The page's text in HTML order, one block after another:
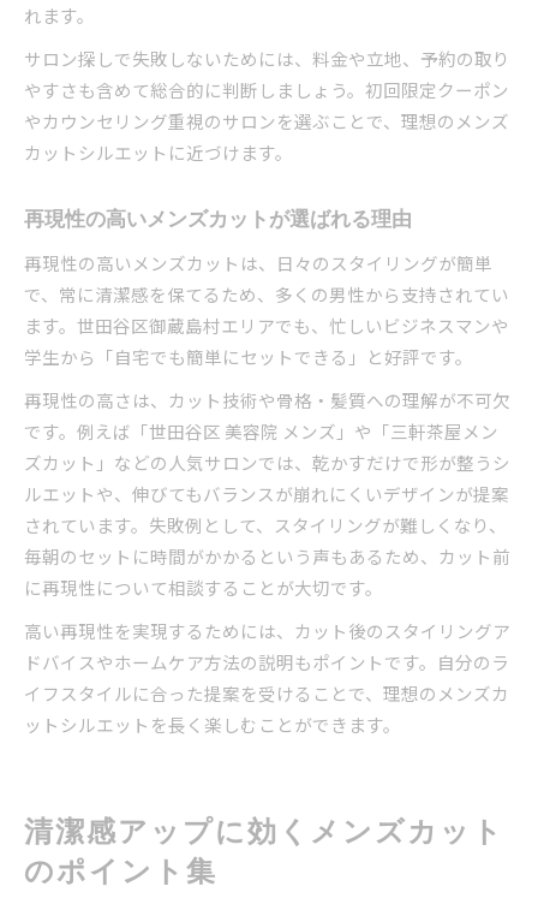
れます。
サロン探しで失敗しないためには、料金や立地、予約の取り
やすさも含めて総合的に判断しましょう。初回限定クーポン
やカウンセリング重視のサロンを選ぶことで、理想のメンズ
カットシルエットに近づけます。
再現性の高いメンズカットが選ばれる理由
再現性の高いメンズカットは、日々のスタイリングが簡単
で、常に清潔感を保てるため、多くの男性から支持されてい
ます。世田谷区御蔵島村エリアでも、忙しいビジネスマンや
学生から「自宅でも簡単にセットできる」と好評です。
再現性の高さは、カット技術や骨格・髪質への理解が不可欠
です。例えば「世田谷区 美容院 メンズ」や「三軒茶屋メン
ズカット」などの人気サロンでは、乾かすだけで形が整うシ
ルエットや、伸びてもバランスが崩れにくいデザインが提案
されています。失敗例として、スタイリングが難しくなり、
毎朝のセットに時間がかかるという声もあるため、カット前
に再現性について相談することが大切です。
高い再現性を実現するためには、カット後のスタイリングア
ドバイスやホームケア方法の説明もポイントです。自分のラ
イフスタイルに合った提案を受けることで、理想のメンズカ
ットシルエットを長く楽しむことができます。
清潔感アップに効くメンズカット
のポイント集